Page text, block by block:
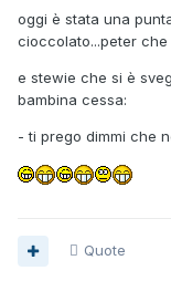
oggi è stata una
cioccolato...peter che
e stewie che si è
bambina cessa:
- ti prego dimmi che
Quote